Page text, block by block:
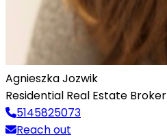
Agnieszka Jozwik
Residential Real Estate Broker
5145825073
Reach out